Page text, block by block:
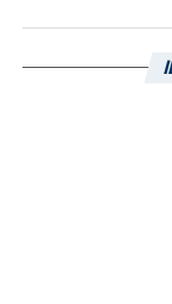
incidente di
tornare a vivere